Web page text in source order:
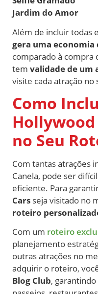
Jardim do Amor
Além de incluir todas
gera uma economia
comparado à compra
tem validade de um
visite cada atração no
Como
no Seu
Com tantas atrações
Canela, pode ser
eficiente. Para
Cars seja visitado no
roteiro
Com um roteiro
planejamento
outras atrações no
adquirir o roteiro,
Blog Club, garantindo